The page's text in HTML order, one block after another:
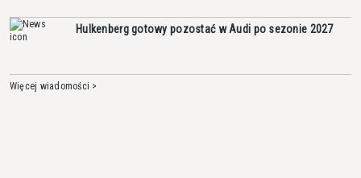
Hulkenberg gotowy pozostać w Audi po sezonie 2027
Więcej wiadomości >